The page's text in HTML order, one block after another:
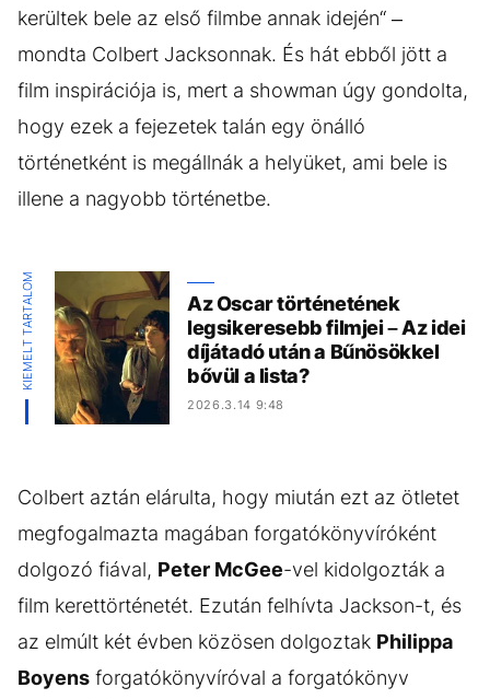
kerültek bele az első filmbe annak idején“ –
mondta Colbert Jacksonnak. És hát ebből jött a
film inspirációja is, mert a showman úgy gondolta,
hogy ezek a fejezetek talán egy önálló
történetként is megállnák a helyüket, ami bele is
illene a nagyobb történetbe.
KIEMELT TARTALOM
Az Oscar történetének
legsikeresebb filmjei – Az idei
díjátadó után a Bűnösökkel
bővül a lista?
2026.3.14 9:48
Colbert aztán elárulta, hogy miután ezt az ötletet
megfogalmazta magában forgatókönyvíróként
dolgozó fiával, Peter McGee-vel kidolgozták a
film kerettörténetét. Ezután felhívta Jackson-t, és
az elmúlt két évben közösen dolgoztak Philippa
Boyens forgatókönyvíróval a forgatókönyv